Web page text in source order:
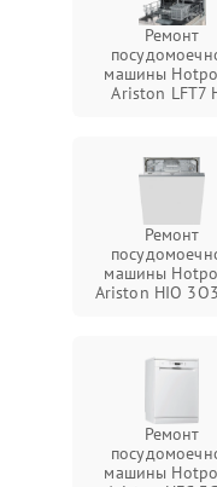
Ремонт
машины
Ariston LFT7
Ремонт
машины
Ariston HIO
Ремонт
машины